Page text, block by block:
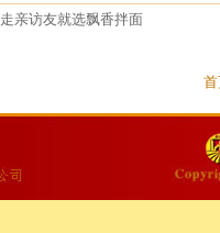
走亲访友就选飘香拌面